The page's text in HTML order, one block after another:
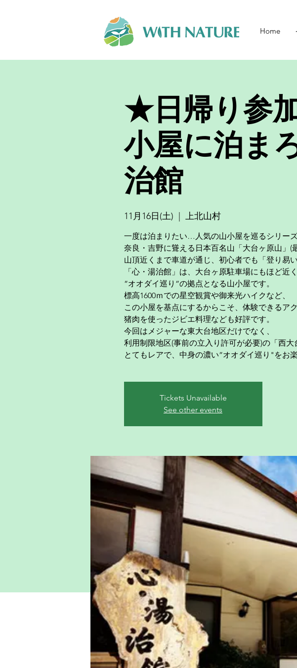
Home
★日帰り参
小屋に泊ま
治館
11月16日(土) 上北山村
一度は泊まりたい…人気の山小屋を巡るシリーズ
奈良・吉野に聳える日本百名山「大台ヶ原山」(
山頂近くまで車道が通じ、初心者でも「登り易
「心・湯治館」は、大台ヶ原駐車場にもほど近く
”オオダイ巡り”の拠点となる山小屋です。
標高1600ｍでの星空観賞や御来光ハイクなど、
この小屋を基点にするからこそ、体験できるア
猪肉を使ったジビエ料理なども好評です。
今回はメジャーな東大台地区だけでなく、
利用制限地区(事前の立入り許可が必要)の「西大
とてもレアで、中身の濃い”オオダイ巡り"をお
Tickets Unavailable
See other events